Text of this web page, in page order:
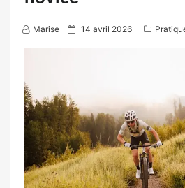
Marise
P
d
o
n
14 avril 2026